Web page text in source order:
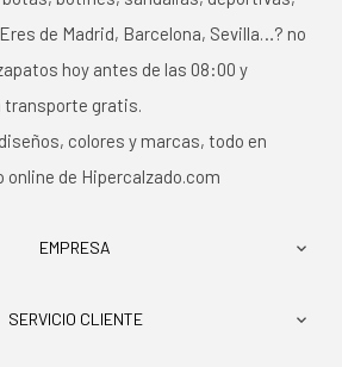
de Madrid, Barcelona, Sevilla…? no
hoy antes de las 08:00 y
transporte gratis.
colores y marcas, todo en
de Hipercalzado.com
EMPRESA 
SERVICIO CLIENTE 